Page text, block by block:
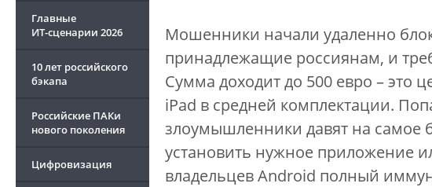
Главные
ИТ-сценарии 2026
10 лет российского
бэкапа
Российские ПАКи
нового поколения
Цифровизация
Мошенники начали удаленно
принадлежащие россиянам, и
Сумма доходит до 500 евро – это
iPad в средней комплектации.
злоумышленники давят на самое
установить нужное приложение
владельцев Android полный